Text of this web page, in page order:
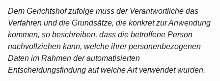
Dem Gerichtshof zufolge muss der Verantwortliche das
Verfahren und die Grundsätze, die konkret zur Anwendung
kommen, so beschreiben, dass die betroffene Person
nachvollziehen kann, welche ihrer personenbezogenen
Daten im Rahmen der automatisierten
Entscheidungsfindung auf welche Art verwendet wurden.